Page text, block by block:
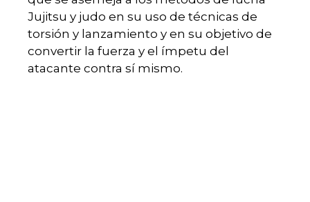
Jujitsu y judo en su uso de técnicas de
torsión y lanzamiento y en su objetivo de
convertir la fuerza y el ímpetu del
atacante contra sí mismo.